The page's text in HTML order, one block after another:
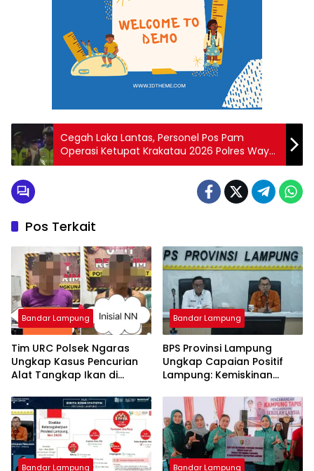
Cegah Laka Lantas, Personel Pos Pam
Operasi Ketupat Krakatau 2026 Polres Way
Kanan Gelar Patroli Blue Light
Pos Terkait
Bandar Lampung
Tim URC Polsek Ngaras
Ungkap Kasus Pencurian
Alat Tangkap Ikan di
Terduga Pelaku
Diamankan.
Bandar Lampung
BPS Provinsi Lampung
Ungkap Capaian Positif
Lampung: Kemiskinan
Ekonomi Terus Tumbuh
Bandar Lampung Bandar Lampung